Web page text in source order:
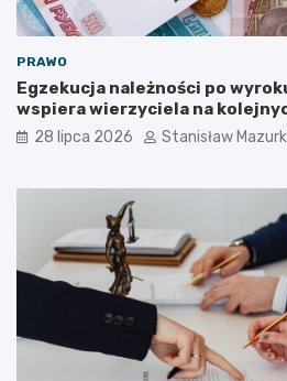
PRAWO
Egzekucja należności po
wspiera wierzyciela na
28 lipca 2026 Stanisław